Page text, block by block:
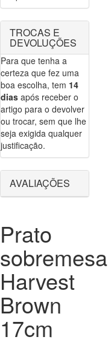
TROCAS E
DEVOLUÇÕES
Para que tenha a
certeza que fez uma
boa escolha, tem 14
dias após receber o
artigo para o devolver
ou trocar, sem que lhe
seja exigida qualquer
justificação.
AVALIAÇÕES
Prato
sobremesa
Harvest
Brown
17cm